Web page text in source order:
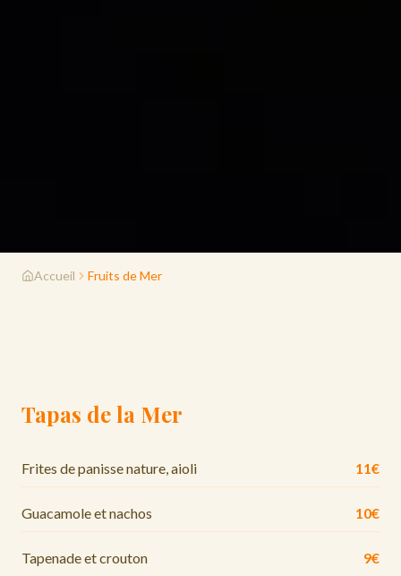
Accueil Fruits de Mer
Tapas de la Mer
Frites de panisse nature, aioli 11€
Guacamole et nachos 10€
Tapenade et crouton 9€